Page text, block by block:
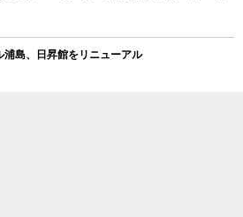
島、日昇館をリニューアル